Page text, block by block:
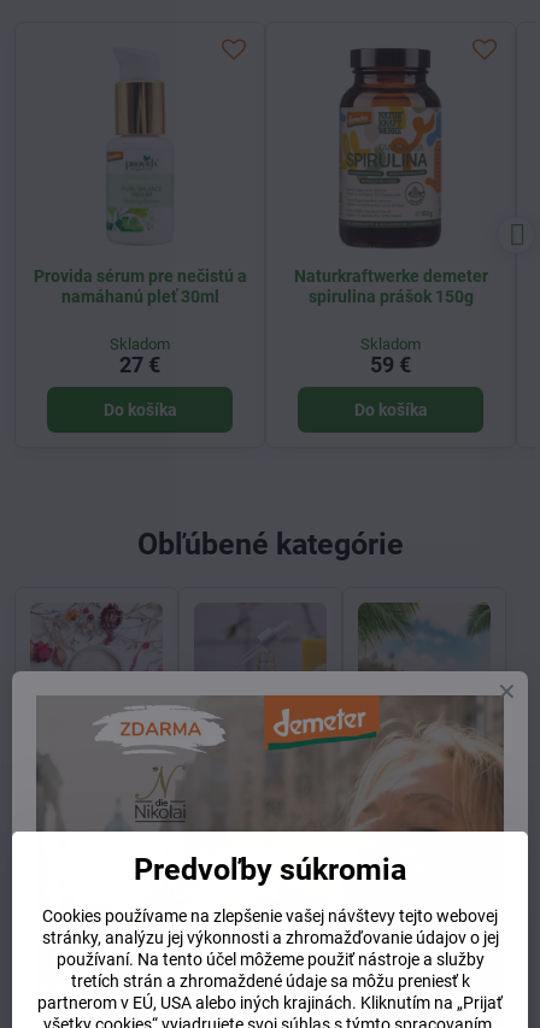
Provida sérum pre nečistú a
namáhanú pleť 30ml
Skladom
27 €
Do košíka
Naturkraftwerke demeter
spirulina prášok 150g
Skladom
59 €
Do košíka
Obľúbené kategórie
krémy, fluidy,
opaľovanie
detská kozmetika výživové doplnky
dekoratívna
kozmetika
Predvoľby súkromia
Cookies používame na zlepšenie vašej návštevy tejto webovej
stránky, analýzu jej výkonnosti a zhromažďovanie údajov o jej
používaní. Na tento účel môžeme použiť nástroje a služby
tretích strán a zhromaždené údaje sa môžu preniesť k
partnerom v EÚ, USA alebo iných krajinách. Kliknutím na „Prijať
všetky cookies“ vyjadrujete svoj súhlas s týmto spracovaním.